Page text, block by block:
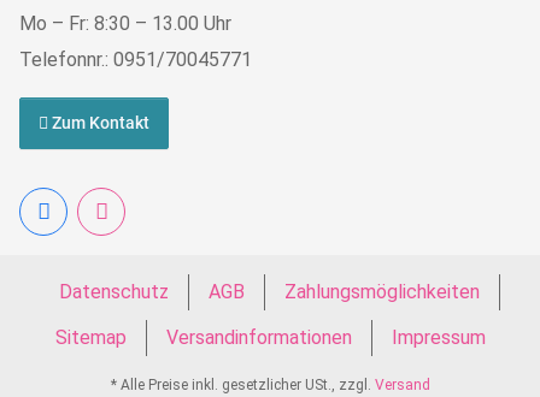
Mo – Fr: 8:30 – 13.00 Uhr
Telefonnr.: 0951/70045771
Zum Kontakt
Datenschutz AGB
Zahlungsmöglichkeiten
Sitemap
Versandinformationen Impressum
* Alle Preise inkl. gesetzlicher USt., zzgl. Versand